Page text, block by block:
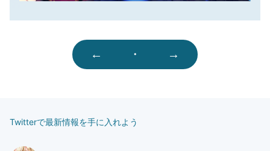
← ・ →
Twitterで最新情報を手に入れよう